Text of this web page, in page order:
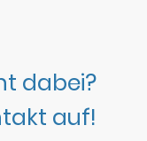
dabei?
auf!